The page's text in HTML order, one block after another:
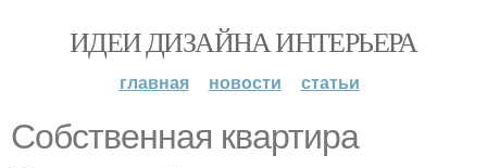
ИДЕИ ДИЗАЙНА ИНТЕРЬЕРА
главная новости статьи
Собственная квартира